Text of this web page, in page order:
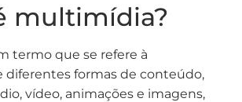
multimídia?
termo que se refere à
diferentes formas de conteúdo,
vídeo, animações e imagens,